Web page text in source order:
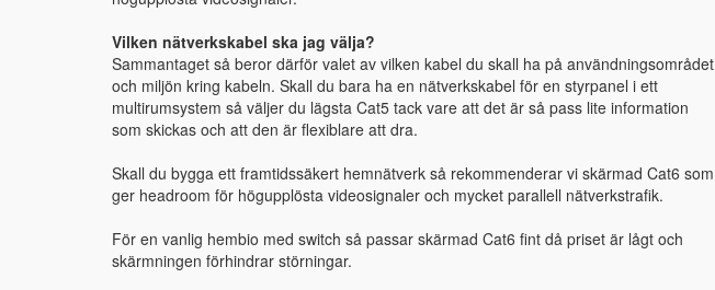
Vilken nätverkskabel ska jag välja?
Sammantaget så beror därför valet av vilken kabel du skall ha på användningsområdet
och miljön kring kabeln. Skall du bara ha en nätverkskabel för en styrpanel i ett
multirumsystem så väljer du lägsta Cat5 tack vare att det är så pass lite information
som skickas och att den är flexiblare att dra.
Skall du bygga ett framtidssäkert hemnätverk så rekommenderar vi skärmad Cat6 som
ger headroom för högupplösta videosignaler och mycket parallell nätverkstrafik.
För en vanlig hembio med switch så passar skärmad Cat6 fint då priset är lågt och
skärmningen förhindrar störningar.